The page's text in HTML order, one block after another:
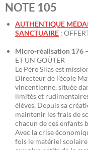
NOTE 105
AUTHENTIQUE
SANCTUAIRE :
Micro-réalisation 176
ET UN GOÛTER
Le Père Silas est
Directeur de l’école
vincentienne, située
limités et
élèves. Depuis sa
maintenir les frais de
chacun de ces enfants
Avec la crise
fois le matériel